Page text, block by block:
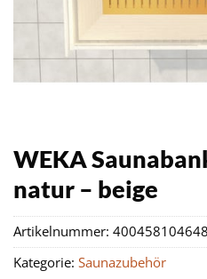
WEKA
natur – beige
Artikelnummer:
Kategorie: Saunazubehör